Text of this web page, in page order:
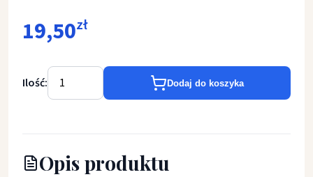
19,50zł
Ilość: Dodaj do koszyka
Opis produktu